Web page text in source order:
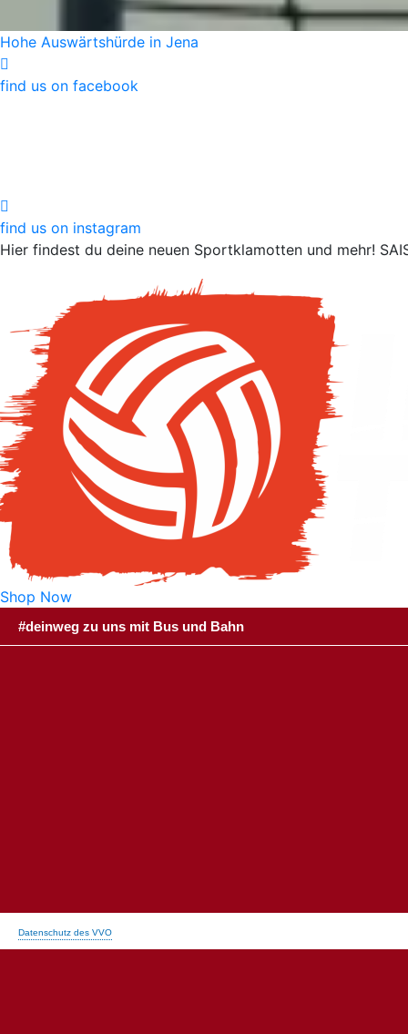
Hohe Auswärtshürde in Jena
find us on facebook
find us on instagram
Hier findest du deine neuen Sportklamotten und mehr!
Shop Now